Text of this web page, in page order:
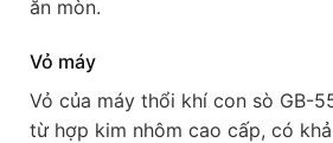
ăn mòn.
Vỏ máy
Vỏ của máy thổi khí con sò GB-
từ hợp kim nhôm cao cấp, có